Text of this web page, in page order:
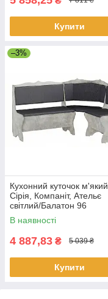
Купити
–3%
Кухонний куточок м'який
Сірія, Компаніт, Ательє
світлий/Балатон 96
В наявності
4 887,83 ₴ 5 039 ₴
Купити